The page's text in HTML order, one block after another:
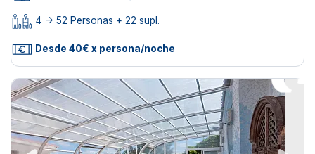
4 -> 52 Personas + 22 supl.
Desde 40€ x persona/noche